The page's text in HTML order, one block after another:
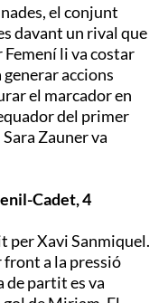
el conjunt
davant un rival que
li va costar
accions
el marcador en
del primer
Zauner va
Cadet, 4
per Xavi Sanmiquel.
a la pressió
de partit es va